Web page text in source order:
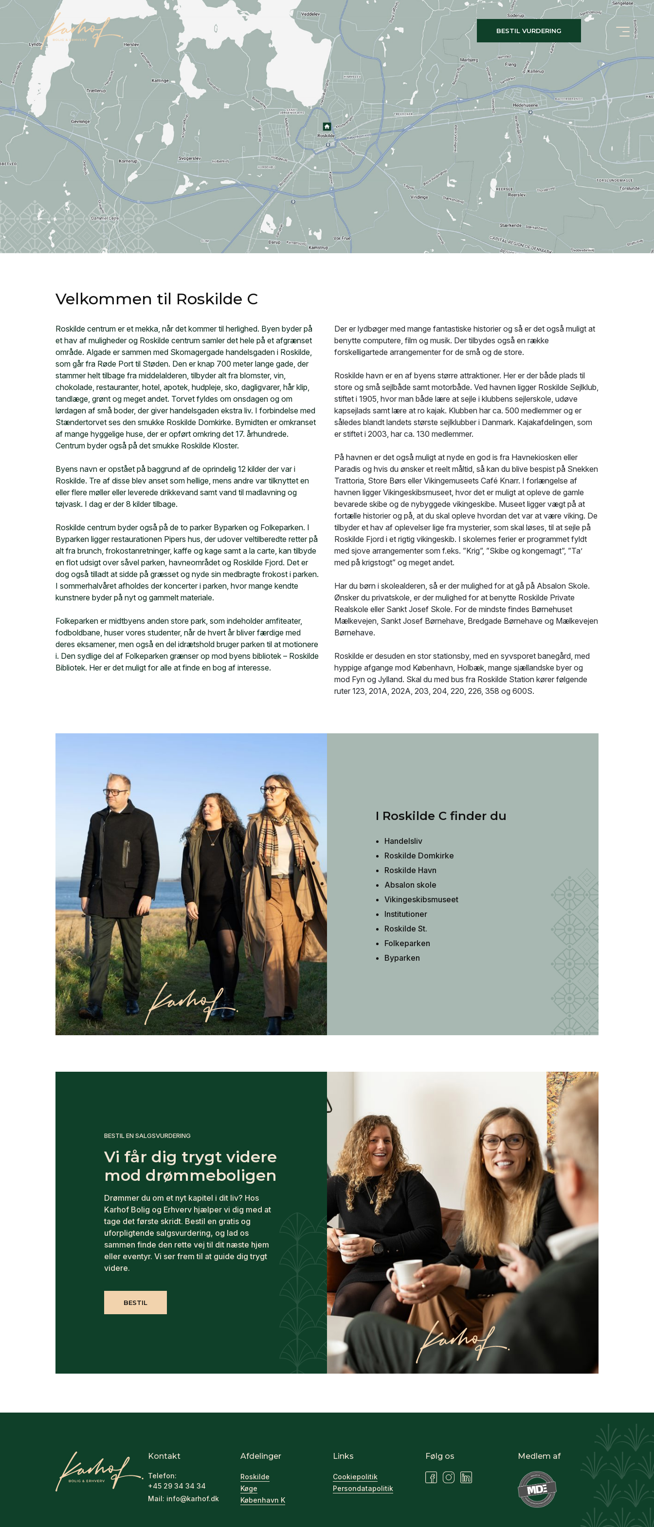
BESTIL VURDERING
Velkommen til Roskilde C
Roskilde centrum er et mekka, når det kommer til herlighed. Byen byder på
et hav af muligheder og Roskilde centrum samler det hele på et afgrænset
område. Algade er sammen med Skomagergade handelsgaden i Roskilde,
som går fra Røde Port til Støden. Den er knap 700 meter lange gade, der
stammer helt tilbage fra middelalderen, tilbyder alt fra blomster, vin,
chokolade, restauranter, hotel, apotek, hudpleje, sko, dagligvarer, hår klip,
tandlæge, grønt og meget andet. Torvet fyldes om onsdagen og om
lørdagen af små boder, der giver handelsgaden ekstra liv. I forbindelse med
Stændertorvet ses den smukke Roskilde Domkirke. Bymidten er omkranset
af mange hyggelige huse, der er opført omkring det 17. århundrede.
Centrum byder også på det smukke Roskilde Kloster.
Byens navn er opstået på baggrund af de oprindelig 12 kilder der var i
Roskilde. Tre af disse blev anset som hellige, mens andre var tilknyttet en
eller flere møller eller leverede drikkevand samt vand til madlavning og
tøjvask. I dag er der 8 kilder tilbage.
Roskilde centrum byder også på de to parker Byparken og Folkeparken. I
Byparken ligger restaurationen Pipers hus, der udover veltilberedte retter på
alt fra brunch, frokostanretninger, kaffe og kage samt a la carte, kan tilbyde
en flot udsigt over såvel parken, havneområdet og Roskilde Fjord. Det er
dog også tilladt at sidde på græsset og nyde sin medbragte frokost i parken.
I sommerhalvåret afholdes der koncerter i parken, hvor mange kendte
kunstnere byder på nyt og gammelt materiale.
Folkeparken er midtbyens anden store park, som indeholder amfiteater,
fodboldbane, huser vores studenter, når de hvert år bliver færdige med
deres eksamener, men også en del idrætshold bruger parken til at motionere
i. Den sydlige del af Folkeparken grænser op mod byens bibliotek – Roskilde
Bibliotek. Her er det muligt for alle at finde en bog af interesse.
Der er lydbøger med mange fantastiske historier og så er det også muligt at
benytte computere, film og musik. Der tilbydes også en række
forskelligartede arrangementer for de små og de store.
Roskilde havn er en af byens større attraktioner. Her er der både plads til
store og små sejlbåde samt motorbåde. Ved havnen ligger Roskilde Sejlklub,
stiftet i 1905, hvor man både lære at sejle i klubbens sejlerskole, udøve
kapsejlads samt lære at ro kajak. Klubben har ca. 500 medlemmer og er
således blandt landets største sejlklubber i Danmark. Kajakafdelingen, som
er stiftet i 2003, har ca. 130 medlemmer.
På havnen er det også muligt at nyde en god is fra Havnekiosken eller
Paradis og hvis du ønsker et reelt måltid, så kan du blive bespist på Snekken
Trattoria, Store Børs eller Vikingemuseets Café Knarr. I forlængelse af
havnen ligger Vikingeskibsmuseet, hvor det er muligt at opleve de gamle
bevarede skibe og de nybyggede vikingeskibe. Museet ligger vægt på at
fortælle historier og på, at du skal opleve hvordan det var at være viking. De
tilbyder et hav af oplevelser lige fra mysterier, som skal løses, til at sejle på
Roskilde Fjord i et rigtig vikingeskib. I skolernes ferier er programmet fyldt
med sjove arrangementer som f.eks. ”Krig”, ”Skibe og kongemagt”, ”Ta’
med på krigstogt” og meget andet.
Har du børn i skolealderen, så er der mulighed for at gå på Absalon Skole.
Ønsker du privatskole, er der mulighed for at benytte Roskilde Private
Realskole eller Sankt Josef Skole. For de mindste findes Børnehuset
Mælkevejen, Sankt Josef Børnehave, Bredgade Børnehave og Mælkevejen
Børnehave.
Roskilde er desuden en stor stationsby, med en syvsporet banegård, med
hyppige afgange mod København, Holbæk, mange sjællandske byer og
mod Fyn og Jylland. Skal du med bus fra Roskilde Station kører følgende
ruter 123, 201A, 202A, 203, 204, 220, 226, 358 og 600S.
I Roskilde C finder du
Handelsliv
Roskilde Domkirke
Roskilde Havn
Absalon skole
Vikingeskibsmuseet
Institutioner
Roskilde St.
Folkeparken
Byparken
BESTIL EN SALGSVURDERING
Vi får dig trygt videre
mod drømmeboligen
Drømmer du om et nyt kapitel i dit liv? Hos
Karhof Bolig og Erhverv hjælper vi dig med at
tage det første skridt. Bestil en gratis og
uforpligtende salgsvurdering, og lad os
sammen finde den rette vej til dit næste hjem
eller eventyr. Vi ser frem til at guide dig trygt
videre.
BESTIL
Kontakt
Telefon:
+45 29 34 34 34
Mail: info@karhof.dk
Afdelinger
Roskilde
Køge
København K
Links
Cookiepolitik
Persondatapolitik
Følg os Medlem af